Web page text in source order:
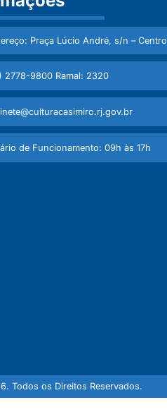
Praça Lúcio André, s/n – Centro
2778-9800 Ramal: 2320
de Funcionamento: 09h às 17h
Todos os Direitos Reservados.